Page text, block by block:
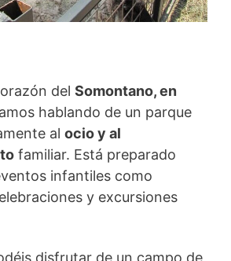
del Somontano, en
hablando de un parque
al ocio y al
familiar. Está preparado
infantiles como
y excursiones